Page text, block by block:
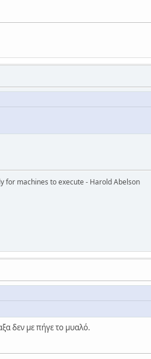
for machines to execute - Harold Abelson
δεν με πήγε το μυαλό.